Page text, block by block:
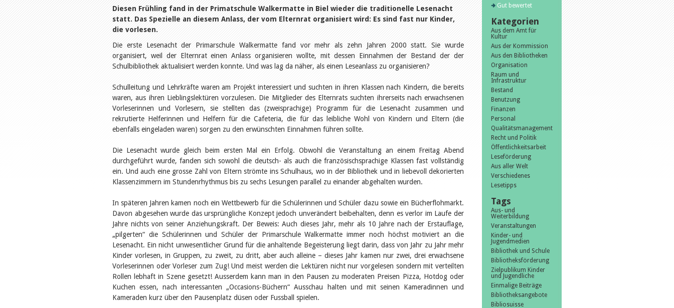
Diesen Frühling fand in der Primatschule Walkermatte in Biel wieder die traditionelle Lesenacht
statt. Das Spezielle an diesem Anlass, der vom Elternrat organisiert wird: Es sind fast nur Kinder,
die vorlesen.
Die erste Lesenacht der Primarschule Walkermatte fand vor mehr als zehn Jahren 2000 statt. Sie wurde
organisiert, weil der Elternrat einen Anlass organisieren wollte, mit dessen Einnahmen der Bestand der der
Schulbibliothek aktualisiert werden konnte. Und was lag da näher, als einen Leseanlass zu organisieren?
Schulleitung und Lehrkräfte waren am Projekt interessiert und suchten in ihren Klassen nach Kindern, die bereits
waren, aus ihren Lieblingslektüren vorzulesen. Die Mitglieder des Elternrats suchten ihrerseits nach erwachsenen
Vorleserinnen und Vorlesern, sie stellten das (zweisprachige) Programm für die Lesenacht zusammen und
rekrutierte Helferinnen und Helfern für die Cafeteria, die für das leibliche Wohl von Kindern und Eltern (die
ebenfalls eingeladen waren) sorgen zu den erwünschten Einnahmen führen sollte.
Die Lesenacht wurde gleich beim ersten Mal ein Erfolg. Obwohl die Veranstaltung an einem Freitag Abend
durchgeführt wurde, fanden sich sowohl die deutsch- als auch die französischsprachige Klassen fast vollständig
ein. Und auch eine grosse Zahl von Eltern strömte ins Schulhaus, wo in der Bibliothek und in liebevoll dekorierten
Klassenzimmern im Stundenrhythmus bis zu sechs Lesungen parallel zu einander abgehalten wurden.
In späteren Jahren kamen noch ein Wettbewerb für die Schülerinnen und Schüler dazu sowie ein Bücherflohmarkt.
Davon abgesehen wurde das ursprüngliche Konzept jedoch unverändert beibehalten, denn es verlor im Laufe der
Jahre nichts von seiner Anziehungskraft. Der Beweis: Auch dieses Jahr, mehr als 10 Jahre nach der Erstauflage,
„pilgerten“ die Schülerinnen und Schüler der Primarschule Walkermatte immer noch höchst motiviert an die
Lesenacht. Ein nicht unwesentlicher Grund für die anhaltende Begeisterung liegt darin, dass von Jahr zu Jahr mehr
Kinder vorlesen, in Gruppen, zu zweit, zu dritt, aber auch alleine – dieses Jahr kamen nur zwei, drei erwachsene
Vorleserinnen oder Vorleser zum Zug! Und meist werden die Lektüren nicht nur vorgelesen sondern mit verteilten
Rollen lebhaft in Szene gesetzt! Ausserdem kann man in den Pausen zu moderaten Preisen Pizza, Hotdog oder
Kuchen essen, nach interessanten „Occasions-Büchern“ Ausschau halten und mit seinen Kameradinnen und
Kameraden kurz über den Pausenplatz düsen oder Fussball spielen.
Gut bewertet
Kategorien
Aus dem Amt für
Kultur
Aus der Kommission
Aus den Bibliotheken
Organisation
Raum und
Infrastruktur
Bestand
Benutzung
Finanzen
Personal
Qualitätsmanagement
Recht und Politik
Öffentlichkeitsarbeit
Leseförderung
Aus aller Welt
Verschiedenes
Lesetipps
Tags
Aus- und
Weiterbildung
Veranstaltungen
Kinder- und
Jugendmedien
Bibliothek und Schule
Bibliotheksförderung
Zielpublikum Kinder
und Jugendliche
Einmalige Beiträge
Bibliotheksangebote
Bibliosuisse